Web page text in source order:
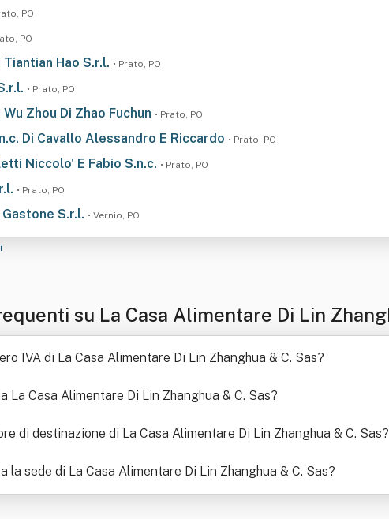
PO
PO
Hao S.r.l. • Prato, PO
• Prato, PO
Zhou Di Zhao Fuchun • Prato, PO
Di Cavallo Alessandro E Riccardo • Prato, PO
Niccolo' E Fabio S.n.c. • Prato, PO
• Prato, PO
S.r.l. • Vernio, PO
su La Casa Alimentare Di Lin
IVA di La Casa Alimentare Di Lin Zhanghua & C. Sas?
La Casa Alimentare Di Lin Zhanghua & C. Sas?
di destinazione di La Casa Alimentare Di Lin Zhanghua & C. Sas?
la sede di La Casa Alimentare Di Lin Zhanghua & C. Sas?